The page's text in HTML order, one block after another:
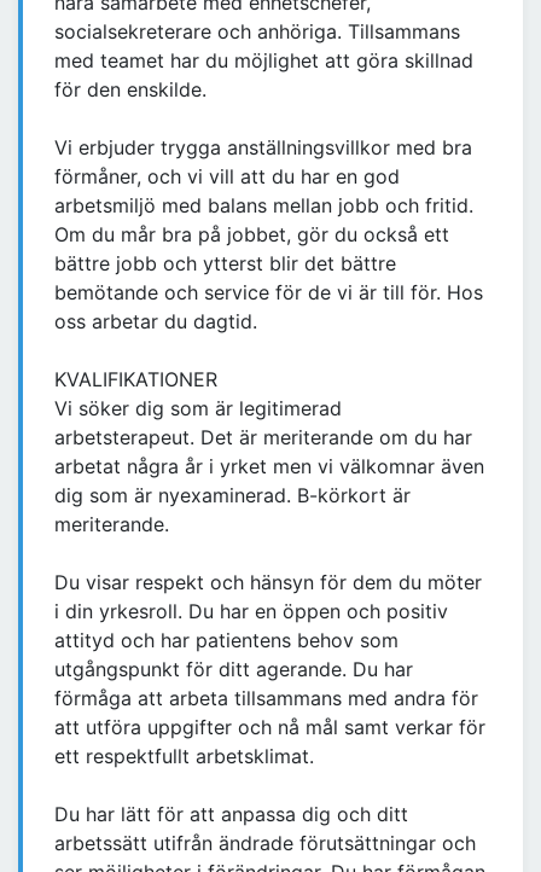
socialsekreterare och anhöriga. Tillsammans
med teamet har du möjlighet att göra skillnad
för den enskilde.
Vi erbjuder trygga anställningsvillkor med bra
förmåner, och vi vill att du har en god
arbetsmiljö med balans mellan jobb och fritid.
Om du mår bra på jobbet, gör du också ett
bättre jobb och ytterst blir det bättre
bemötande och service för de vi är till för. Hos
oss arbetar du dagtid.
KVALIFIKATIONER
Vi söker dig som är legitimerad
arbetsterapeut. Det är meriterande om du har
arbetat några år i yrket men vi välkomnar även
dig som är nyexaminerad. B-körkort är
meriterande.
Du visar respekt och hänsyn för dem du möter
i din yrkesroll. Du har en öppen och positiv
attityd och har patientens behov som
utgångspunkt för ditt agerande. Du har
förmåga att arbeta tillsammans med andra för
att utföra uppgifter och nå mål samt verkar för
ett respektfullt arbetsklimat.
Du har lätt för att anpassa dig och ditt
arbetssätt utifrån ändrade förutsättningar och